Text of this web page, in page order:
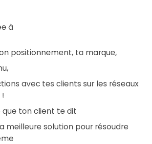
à
positionnement, ta marque,
avec tes clients sur les réseaux
!
que ton client te dit
meilleure solution pour résoudre